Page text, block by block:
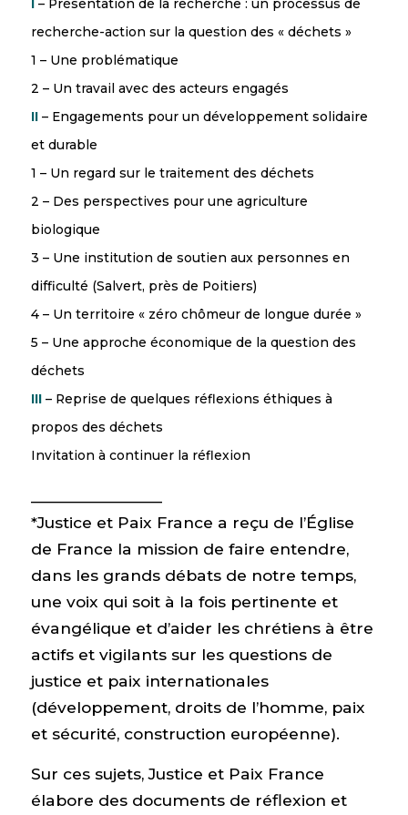
– Présentation de la recherche : un processus de
recherche-action sur la question des « déchets »
1 – Une problématique
2 – Un travail avec des acteurs engagés
II– Engagements pour un développement solidaire
et durable
1 – Un regard sur le traitement des déchets
2 – Des perspectives pour une agriculture
biologique
3 – Une institution de soutien aux personnes en
difficulté (Salvert, près de Poitiers)
4 – Un territoire « zéro chômeur de longue durée »
5 – Une approche économique de la question des
déchets
III– Reprise de quelques réflexions éthiques à
propos des déchets
Invitation à continuer la réflexion
*Justice et Paix France a reçu de l’Église
de France la mission de faire entendre,
dans les grands débats de notre temps,
une voix qui soit à la fois pertinente et
évangélique et d’aider les chrétiens à être
actifs et vigilants sur les questions de
justice et paix internationales
(développement, droits de l’homme, paix
et sécurité, construction européenne).
Sur ces sujets, Justice et Paix France
élabore des documents de réflexion et